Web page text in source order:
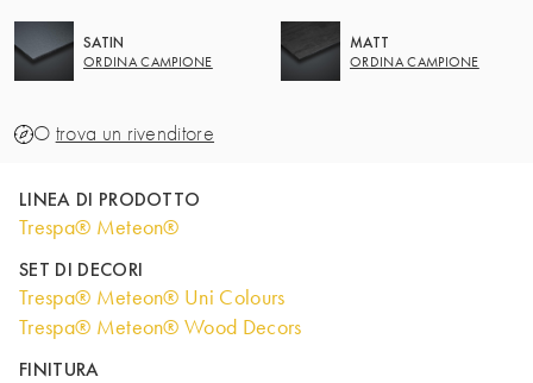
SATIN
ORDINA CAMPIONE
MATT
ORDINA CAMPIONE
O trova un rivenditore
LINEA DI PRODOTTO
Trespa® Meteon®
SET DI DECORI
Trespa® Meteon® Uni Colours
Trespa® Meteon® Wood Decors
FINITURA